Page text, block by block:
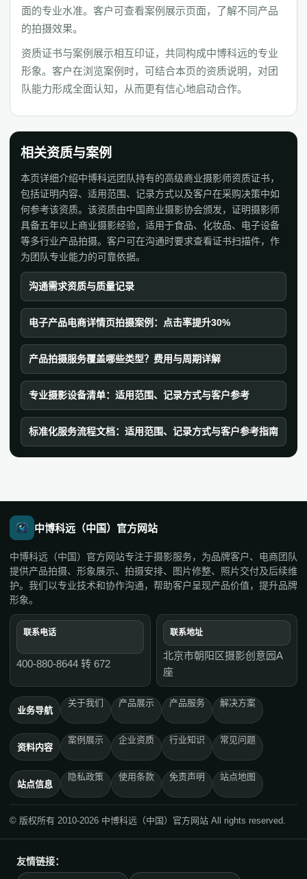
面的专业水准。客户可查看案例展示页面，了解不同产品
的拍摄效果。
资质证书与案例展示相互印证，共同构成中博科远的专业
形象。客户在浏览案例时，可结合本页的资质说明，对团
队能力形成全面认知，从而更有信心地启动合作。
相关资质与案例
本页详细介绍中博科远团队持有的高级商业摄影师资质证书，
包括证明内容、适用范围、记录方式以及客户在采购决策中如
何参考该资质。该资质由中国商业摄影协会颁发，证明摄影师
具备五年以上商业摄影经验，适用于食品、化妆品、电子设备
等多行业产品拍摄。客户可在沟通时要求查看证书扫描件，作
为团队专业能力的可靠依据。
沟通需求资质与质量记录
电子产品电商详情页拍摄案例：点击率提升30%
产品拍摄服务覆盖哪些类型？费用与周期详解
专业摄影设备清单：适用范围、记录方式与客户参考
标准化服务流程文档：适用范围、记录方式与客户参考指南
中博科远（中国）官方网站
中博科远（中国）官方网站专注于摄影服务，为品牌客户、电商团队
提供产品拍摄、形象展示、拍摄安排、图片修整、照片交付及后续维
护。我们以专业技术和协作沟通，帮助客户呈现产品价值，提升品牌
形象。
联系电话
400-880-8644 转 672
联系地址
北京市朝阳区摄影创意园A
座
业务导航
关于我们 产品展示 产品服务 解决方案
资料内容
案例展示 企业资质 行业知识 常见问题
站点信息
隐私政策 使用条款 免责声明 站点地图
© 版权所有 2010-2026 中博科远（中国）官方网站 All rights reserved.
友情链接：